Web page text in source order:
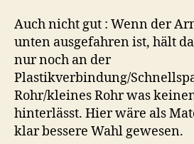
Auch nicht gut : Wenn der
unten ausgefahren ist, hält
nur noch an der
Plastikverbindung/
Rohr/kleines Rohr was
hinterlässt. Hier wäre als
klar bessere Wahl gewesen.